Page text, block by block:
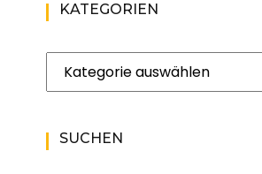
KATEGORIEN
Kategorien
SUCHEN